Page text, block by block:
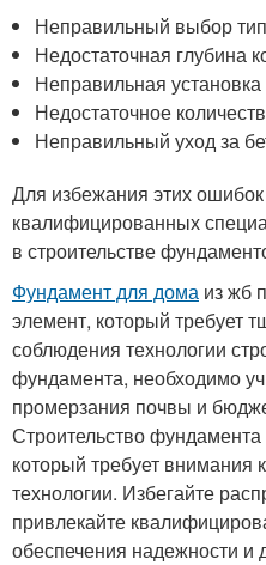
Неправильный выбор
Недостаточная глубина
Неправильная
Недостаточное
Неправильный уход за
Для избежания этих
квалифицированных
в строительстве
Фундамент для дома из жб
элемент, который требует
соблюдения технологии
фундамента, необходимо
промерзания почвы и
Строительство
который требует внимания
технологии. Избегайте
привлекайте
обеспечения надежности и